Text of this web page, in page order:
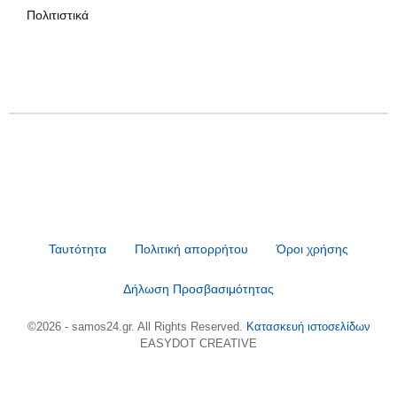
Πολιτιστικά
Ταυτότητα Πολιτική απορρήτου Όροι χρήσης
Δήλωση Προσβασιμότητας
©2026 - samos24.gr. All Rights Reserved.
Κατασκευή ιστοσελίδων
EASYDOT CREATIVE